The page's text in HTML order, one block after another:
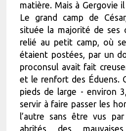
matière. Mais à Gergovie
Le grand camp de
située la majorité de ses
relié au petit camp, où
étaient postées, par un
proconsul avait fait
et le renfort des Éduens.
pieds de large - environ
servir à faire passer les
l’autre sans être vus
abrités des